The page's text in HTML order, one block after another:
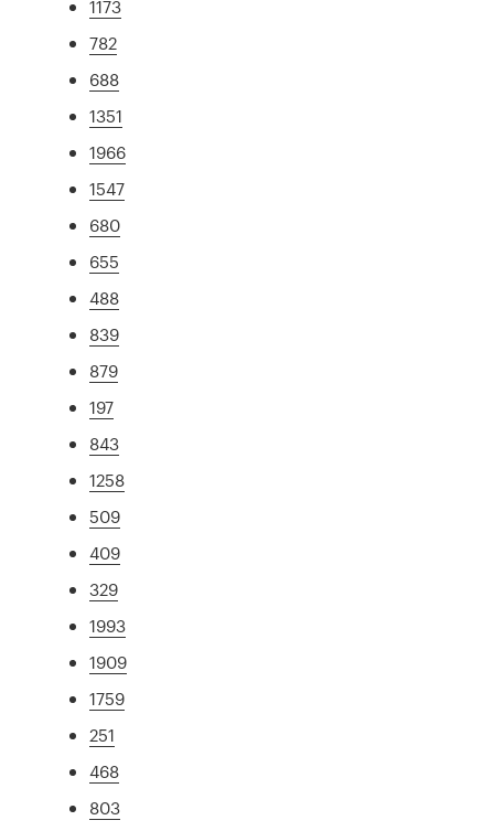
1173
782
688
1351
1966
1547
680
655
488
839
879
197
843
1258
509
409
329
1993
1909
1759
251
468
803